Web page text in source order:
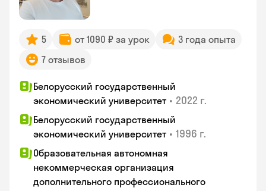
5 от 1090 ₽ за урок
3 года опыта
7 отзывов
Белорусский государственный
экономический университет • 2022 г.
Белорусский государственный
экономический университет • 1996 г.
Образовательная автономная
некоммерческая организация
дополнительного профессионального